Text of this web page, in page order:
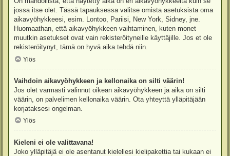
jossa itse olet. Tässä tapauksessa valitse omista asetuksista oma
aikavyöhykkeesi, esim. Lontoo, Pariisi, New York, Sidney, jne.
Huomaathan, että aikavyöhykkeen vaihtaminen, kuten monet
muutkin asetukset ovat vain rekisteröityneille käyttäjille. Jos et ole
rekisteröitynyt, tämä on hyvä aika tehdä niin.
Ylös
Vaihdoin aikavyöhykkeen ja kellonaika on silti väärin!
Jos olet varmasti valinnut oikean aikavyöhykkeen ja aika on silti
väärin, on palvelimen kellonaika väärin. Ota yhteyttä ylläpitäjään
korjataksesi ongelman.
Ylös
Kieleni ei ole valittavana!
Joko ylläpitäjä ei ole asentanut kielellesi kielipakettia tai kukaan ei